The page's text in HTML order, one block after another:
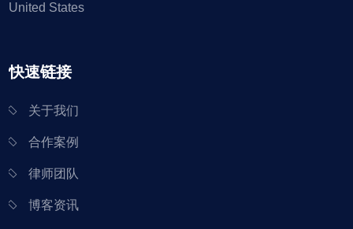
United States
快速链接
关于我们
合作案例
律师团队
博客资讯